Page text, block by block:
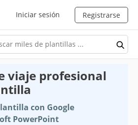
Iniciar sesión Registrarse
viaje profesional
con Google
PowerPoint